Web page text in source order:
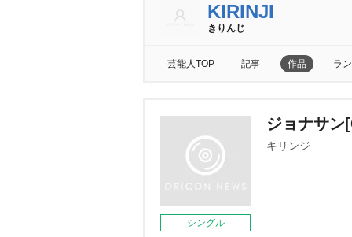
KIRINJI
きりんじ
芸能人TOP 記事 作品 ラ
シングル
ジョナサン
キリンジ